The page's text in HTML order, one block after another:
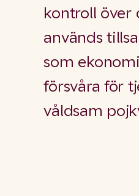
kontroll över
används
som
försvåra för
våldsam